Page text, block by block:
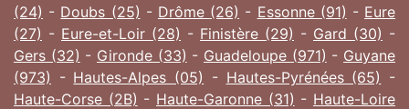
(24) - Doubs (25) - Drôme (26) - Essonne (91) - Eure
(27) - Eure-et-Loir (28) - Finistère (29) - Gard (30) -
Gers (32) - Gironde (33) - Guadeloupe (971) - Guyane
(973) - Hautes-Alpes (05) - Hautes-Pyrénées (65) -
Haute-Corse (2B) - Haute-Garonne (31) - Haute-Loire